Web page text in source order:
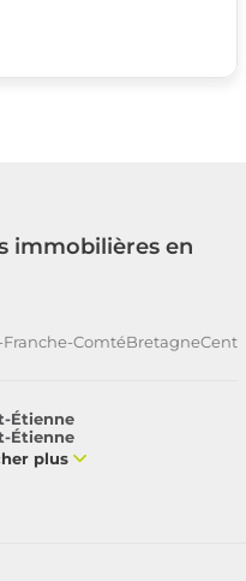
immobilières en
ComtéBretagne
Étienne
Étienne
plus